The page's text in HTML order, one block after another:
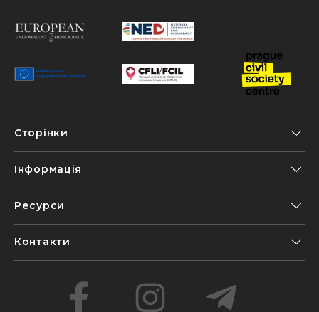
Сторінки
Інформація
Ресурси
Контакти